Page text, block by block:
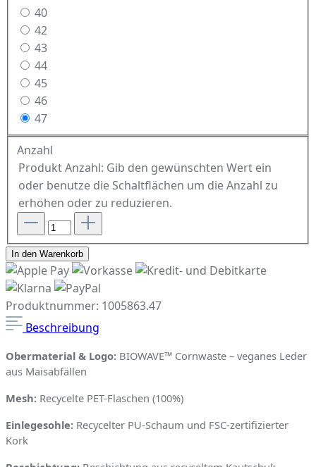
40
42
43
44
45
46
47
Anzahl
Produkt Anzahl: Gib den gewünschten Wert ein
oder benutze die Schaltflächen um die Anzahl zu
erhöhen oder zu reduzieren.
In den Warenkorb
Produktnummer: 1005863.47
Beschreibung
Obermaterial & Logo: BIOWAVE™ Cornwaste – veganes Leder
aus Maisabfällen
Mesh: Recycelte PET-Flaschen (100%)
Einlegesohle: Recycelter PU-Schaum und FSC-zertifizierter
Kork